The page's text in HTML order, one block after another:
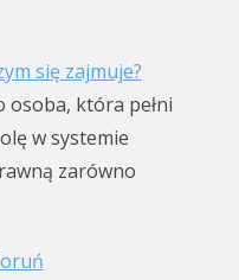
się zajmuje?
osoba, która pełni
w systemie
zarówno